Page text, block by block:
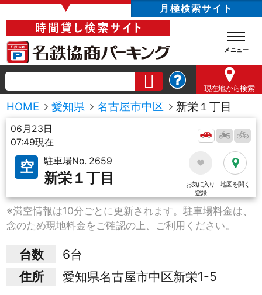
▼ 月極検索サイト
現在地から検索
HOME 愛知県 名古屋市中区 新栄１丁目
06月23日
07:49現在
空 駐車場No. 2659
新栄１丁目
お気に入り
登録
地図を開く
※満空情報は10分ごとに更新されます。駐車場料金は、
念のため現地料金をご確認の上、ご利用ください。
台数
6台
住所
愛知県名古屋市中区新栄1-5